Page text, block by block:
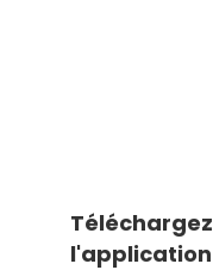
Téléchargez
l'application